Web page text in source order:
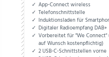
App-Connect wireless
Telefonschnittstelle
Induktionsladen für
Digitaler Radioempfang DAB+
Vorbereitet für "We Connect"
auf Wunsch kostenpflichtig)
2 USB-C-Schnittstellen vorne